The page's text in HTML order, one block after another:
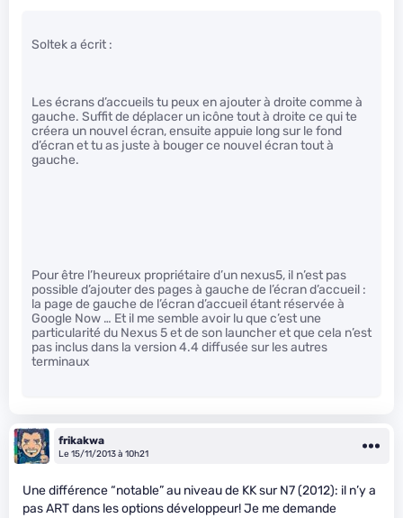
Soltek a écrit :
Les écrans d’accueils tu peux en ajouter à droite comme à
gauche. Suffit de déplacer un icône tout à droite ce qui te
créera un nouvel écran, ensuite appuie long sur le fond
d’écran et tu as juste à bouger ce nouvel écran tout à
gauche.
Pour être l’heureux propriétaire d’un nexus5, il n’est pas
possible d’ajouter des pages à gauche de l’écran d’accueil :
la page de gauche de l’écran d’accueil étant réservée à
Google Now … Et il me semble avoir lu que c’est une
particularité du Nexus 5 et de son launcher et que cela n’est
pas inclus dans la version 4.4 diffusée sur les autres
terminaux
frikakwa
Le 15/11/2013 à 10h21
Une différence “notable” au niveau de KK sur N7 (2012): il n’y a
pas ART dans les options développeur! Je me demande